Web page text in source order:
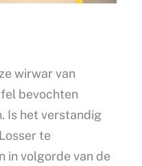
wirwar van
bevochten
Is het verstandig
te
in volgorde van de